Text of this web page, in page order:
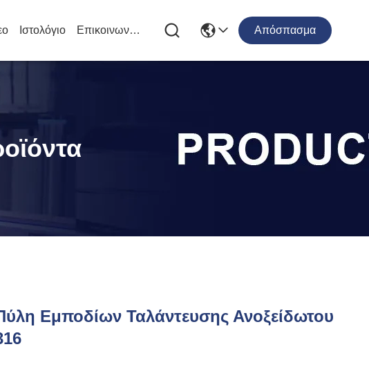
Ιστολόγιο Επικοινωνήστε Μαζί Μας Απόσπασμα
Εμποδίων Ταλάντευσης Ανοξείδωτου